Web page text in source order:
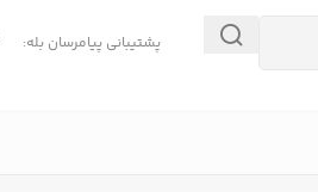
پشتیبانی پیامرسان بله: